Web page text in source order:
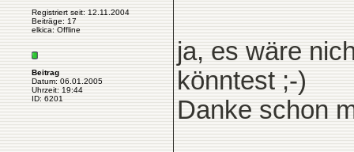
Registriert seit: 12.11.2004
Beiträge: 17
elkica: Offline
Beitrag
Datum: 06.01.2005
Uhrzeit: 19:44
ID: 6201
ja, es wäre
könntest ;-)
Danke schon